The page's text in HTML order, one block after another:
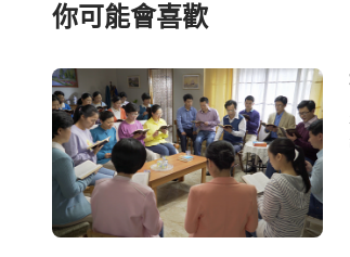
中看見耶穌的所是，因此在耶
感覺耶穌的可愛，他説過這樣
我才甚感全能者的可愛，但我
今，在全能者的眼中，我被其
物而叫人愛，在我的日常生活
境地呢？」隨着日月的流逝，
你可能會喜歡